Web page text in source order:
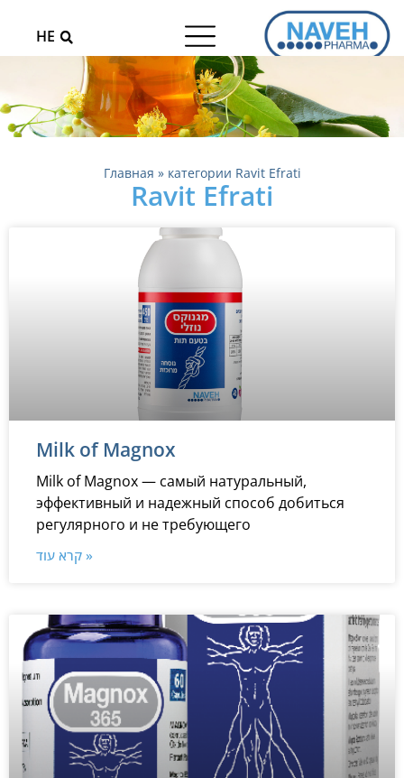
HE
Главная » категории Ravit Efrati
Ravit Efrati
Milk of Magnox
Milk of Magnox — самый натуральный,
эффективный и надежный способ добиться
регулярного и не требующего
קרא עוד »